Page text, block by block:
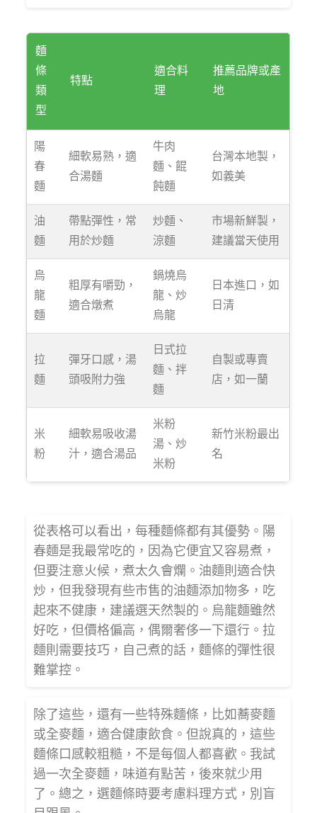
麵
條
類
型
特點
適合料
理
推薦品牌或產
地
陽
春
麵
細軟易熟，適
合湯麵
牛肉
麵、餛
飩麵
台灣本地製，
如義美
油
麵
帶點彈性，常
用於炒麵
炒麵、
涼麵
市場新鮮製，
建議當天使用
烏
龍
麵
粗厚有嚼勁，
適合燉煮
鍋燒烏
龍、炒
烏龍
日本進口，如
日清
拉
麵
彈牙口感，湯
頭吸附力強
日式拉
麵、拌
麵
自製或專賣
店，如一蘭
米
粉
細軟易吸收湯
汁，適合湯品
米粉
湯、炒
米粉
新竹米粉最出
名
從表格可以看出，每種麵條都有其優勢。陽
春麵是我最常吃的，因為它便宜又容易煮，
但要注意火候，煮太久會爛。油麵則適合快
炒，但我發現有些市售的油麵添加物多，吃
起來不健康，建議選天然製的。烏龍麵雖然
好吃，但價格偏高，偶爾奢侈一下還行。拉
麵則需要技巧，自己煮的話，麵條的彈性很
難掌控。
除了這些，還有一些特殊麵條，比如蕎麥麵
或全麥麵，適合健康飲食。但說真的，這些
麵條口感較粗糙，不是每個人都喜歡。我試
過一次全麥麵，味道有點苦，後來就少用
了。總之，選麵條時要考慮料理方式，別盲